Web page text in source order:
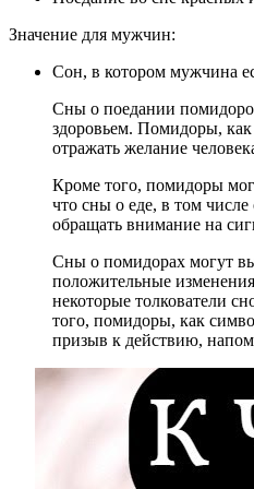
Значение для мужчин:
Сон, в котором мужчина
Сны о поедании
здоровьем. Помидоры,
отражать желание
Кроме того, помидоры
что сны о еде, в том
обращать внимание на
Сны о помидорах могут
положительные
некоторые толкователи
того, помидоры, как
призыв к действию,